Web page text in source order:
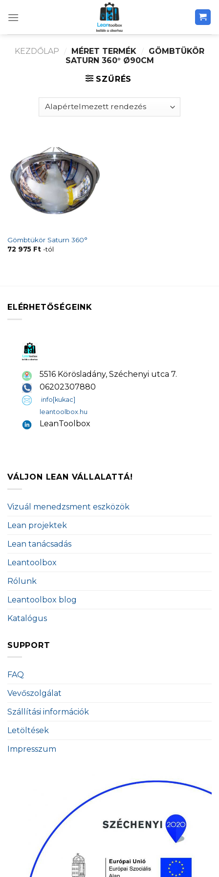
KEZDŐLAP / MÉRET TERMÉK / GÖMBTÜKÖR
SATURN 360° Ø90CM
SZŰRÉS
Gömbtükör Saturn 360°
72 975 Ft-tól
ELÉRHETŐSÉGEINK
5516 Körösladány, Széchenyi utca 7.
06202307880
info[kukac]
leantoolbox.hu
LeanToolbox
VÁLJON LEAN VÁLLALATTÁ!
Vizuál menedzsment eszközök
Lean projektek
Lean tanácsadás
Leantoolbox
Rólunk
Leantoolbox blog
Katalógus
SUPPORT
FAQ
Vevőszolgálat
Szállítási információk
Letöltések
Impresszum